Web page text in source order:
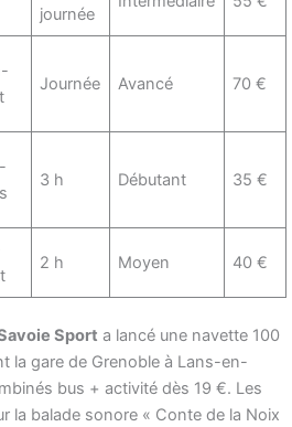
journée
Journée Avancé 70 €
3 h Débutant 35 €
2 h Moyen 40 €
Sport a lancé une navette 100
la gare de Grenoble à Lans-en-
bus + activité dès 19 €. Les
la balade sonore « Conte de la Noix